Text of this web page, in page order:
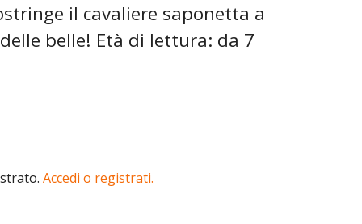
il cavaliere saponetta a
belle! Età di lettura: da 7
Accedi o registrati.